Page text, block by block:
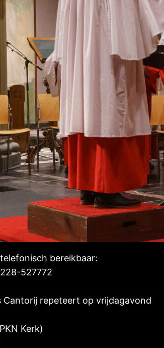
bereikbaar:
527772
Cantorij repeteert op vrijdagavond
Kerk)